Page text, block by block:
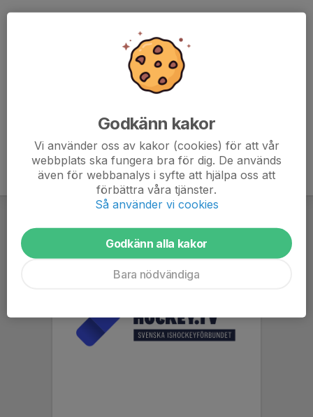
Godkänn kakor
Vi använder oss av kakor (cookies) för att vår
webbplats ska fungera bra för dig. De används
även för webbanalys i syfte att hjälpa oss att
förbättra våra tjänster.
Så använder vi cookies
Godkänn alla kakor
Bara nödvändiga